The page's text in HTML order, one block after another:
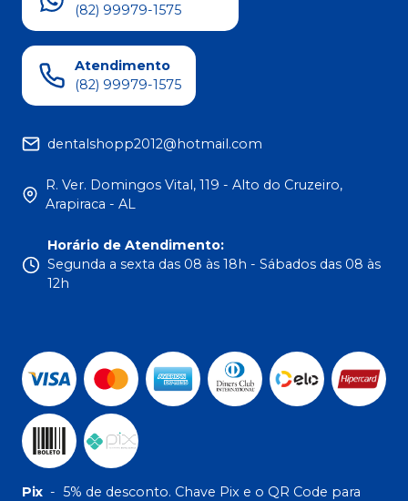
(82) 99979-1575
Atendimento
(82) 99979-1575
dentalshopp2012@hotmail.com
R. Ver. Domingos Vital, 119 - Alto do Cruzeiro,
Arapiraca - AL
Horário de Atendimento:
Segunda a sexta das 08 às 18h - Sábados das 08 às
12h
Pix - 5% de desconto. Chave Pix e o QR Code para